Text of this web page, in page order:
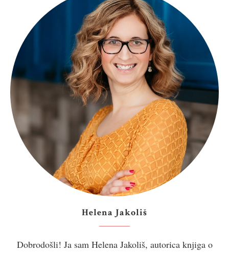
Helena Jakoliš
Dobrodošli! Ja sam Helena Jakoliš, autorica knjiga o